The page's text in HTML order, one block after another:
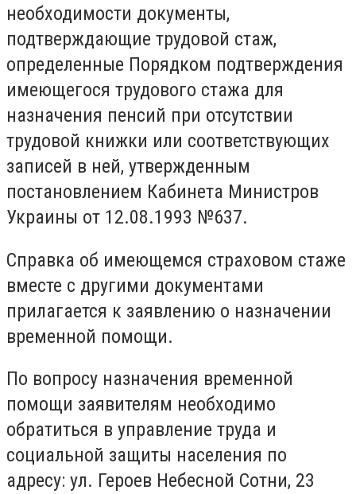
необходимости документы,
подтверждающие трудовой стаж,
определенные Порядком подтверждения
имеющегося трудового стажа для
назначения пенсий при отсутствии
трудовой книжки или соответствующих
записей в ней, утвержденным
постановлением Кабинета Министров
Украины от 12.08.1993 №637.
Справка об имеющемся страховом стаже
вместе с другими документами
прилагается к заявлению о назначении
временной помощи.
По вопросу назначения временной
помощи заявителям необходимо
обратиться в управление труда и
социальной защиты населения по
адресу: ул. Героев Небесной Сотни, 23